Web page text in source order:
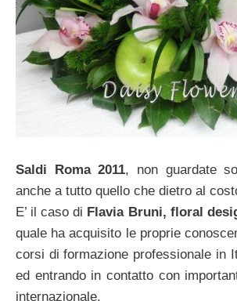
Saldi Roma 2011, non guardate
anche a tutto quello che dietro al
E’ il caso di Flavia Bruni, floral
quale ha acquisito le proprie
corsi di formazione professionale in
ed entrando in contatto con
internazionale.